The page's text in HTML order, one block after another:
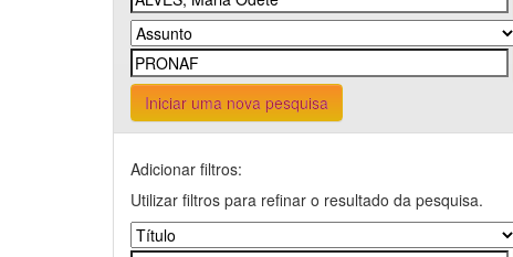
Iniciar uma nova pesquisa
Adicionar filtros:
Utilizar filtros para refinar o resultado da pesquisa.